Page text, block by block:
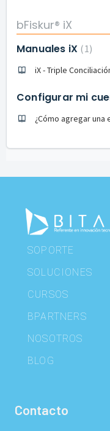
bFiskur® iX
Manuales iX 1
iX - Triple
Configurar mi
¿Cómo agregar una